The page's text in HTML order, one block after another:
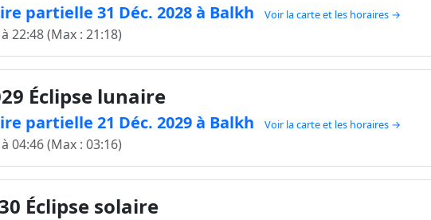
partielle 31 Déc. 2028 à Balkh Voir la carte et les horaires →
22:48 (Max : 21:18)
Éclipse lunaire
partielle 21 Déc. 2029 à Balkh Voir la carte et les horaires →
04:46 (Max : 03:16)
Éclipse solaire